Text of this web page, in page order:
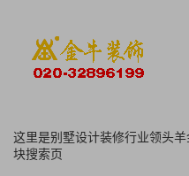
这里是别墅设计装修行业领头
块搜索页